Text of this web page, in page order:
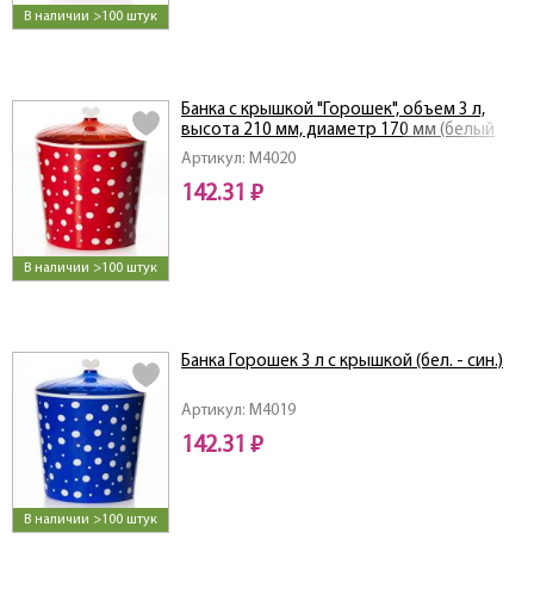
В наличии >100 штук
В наличии >100 штук
Артикул: M4020
Банка с крышкой "Горошек", объем 3 л,
высота 210 мм, диаметр 170 мм (белый
горошек на красном фоне)
142.31 ₽
В наличии >100 штук
Артикул: M4019
Банка Горошек 3 л с крышкой (бел. - син.)
142.31 ₽